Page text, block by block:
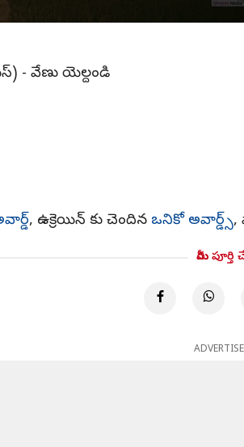
అవార్డులు అందుకుంది బలగం
- వేణు యెల్దండి
, ఉక్రెయిన్ కు చెందిన ఒనికో అవార్డ్స్,
మీరు